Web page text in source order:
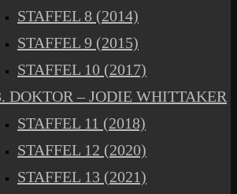
STAFFEL 8 (2014)
STAFFEL 9 (2015)
STAFFEL 10 (2017)
DOKTOR – JODIE WHITTAKER
STAFFEL 11 (2018)
STAFFEL 12 (2020)
STAFFEL 13 (2021)